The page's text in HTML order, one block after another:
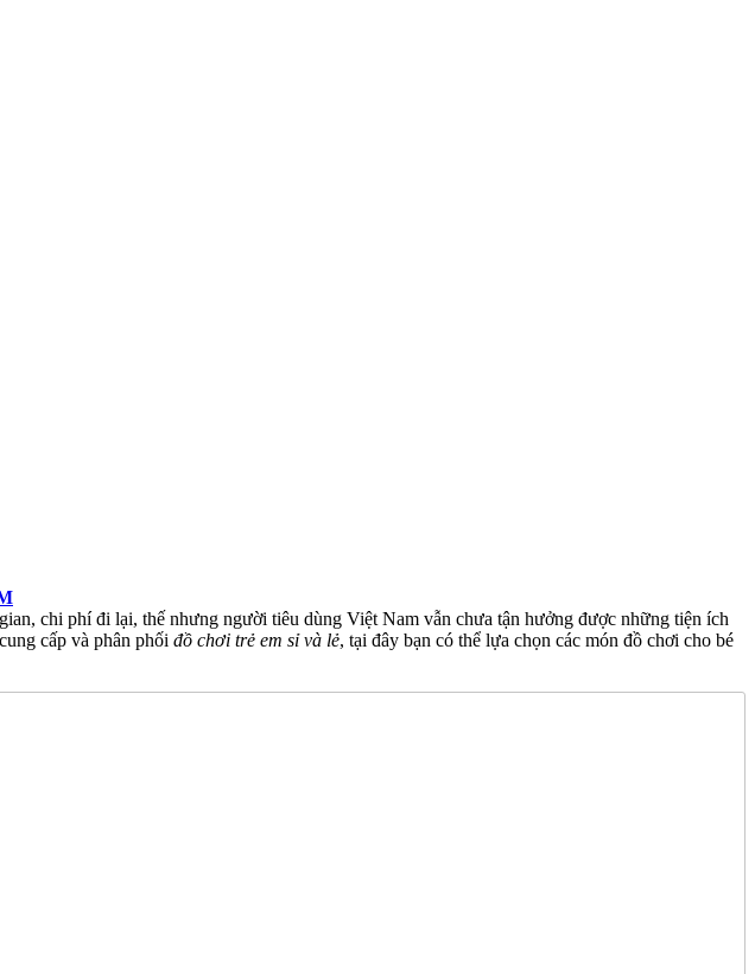
chi phí đi lại, thế nhưng người tiêu dùng Việt Nam vẫn chưa tận hưởng được những tiện ích
cấp và phân phối đồ chơi trẻ em sỉ và lẻ, tại đây bạn có thể lựa chọn các món đồ chơi cho bé